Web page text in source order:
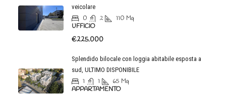
veicolare
0 2 110 Mq
UFFICIO
€225.000
Splendido bilocale con loggia abitabile esposta a
sud, ULTIMO DISPONIBILE
1 1 65 Mq
APPARTAMENTO